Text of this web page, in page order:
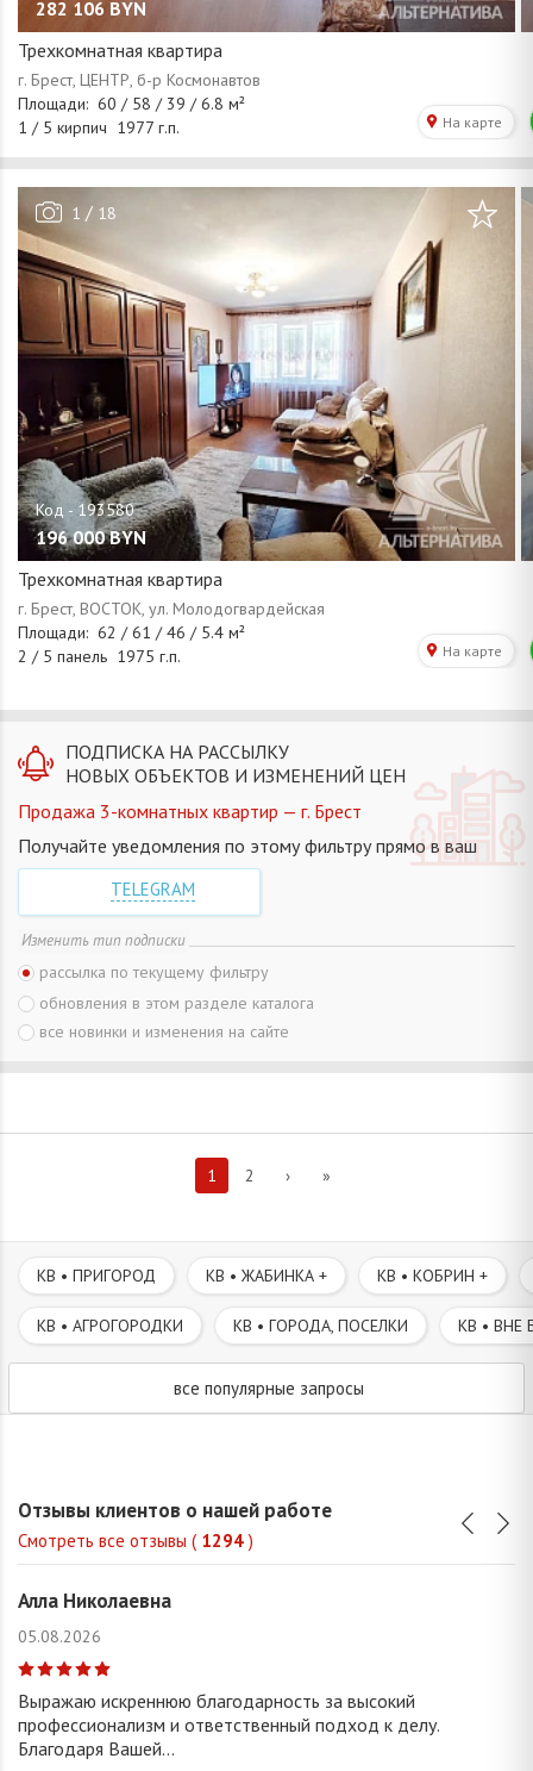
282 106 BYN
Трехкомнатная квартира
1 / 18
196 000 BYN
Трехкомнатная квартира
ПОДПИСКА НА РАССЫЛКУ
НОВЫХ ОБЪЕКТОВ И ИЗМЕНЕНИЙ ЦЕН
Продажа 3-комнатных квартир — г. Брест
Получайте уведомления по этому фильтру прямо в ваш
TELEGRAM
Изменить тип подписки
рассылка по текущему фильтру
обновления в этом разделе каталога
все новинки и изменения на сайте
1 2 › »
КВ • ПРИГОРОД КВ • ЖАБИНКА + КВ • КОБРИН +
КВ • АГРОГОРОДКИ КВ • ГОРОДА, ПОСЕЛКИ КВ • ВНЕ
все популярные запросы
Отзывы клиентов о нашей работе
Смотреть все отзывы ( 1294 )
Алла Николаевна
05.08.2026
Выражаю искреннюю благодарность за высокий
профессионализм и ответственный подход к делу.
Благодаря Вашей...